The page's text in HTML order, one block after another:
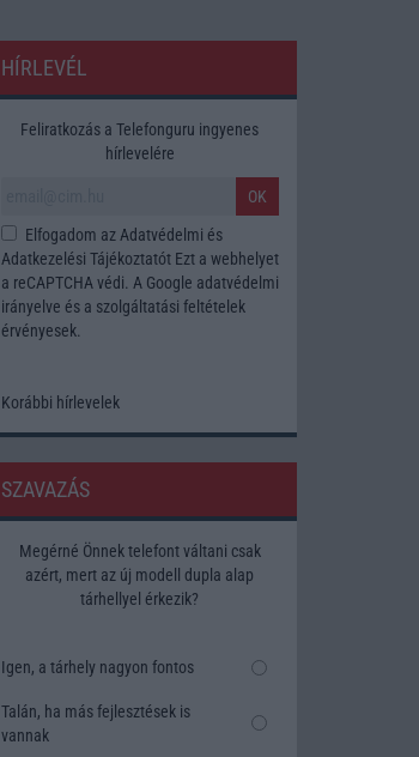
HÍRLEVÉL
Feliratkozás a Telefonguru ingyenes
hírlevelére
OK
Elfogadom az Adatvédelmi és
Adatkezelési TájékoztatótEzt a webhelyet
a reCAPTCHA védi. A Google adatvédelmi
irányelve és a szolgáltatási feltételek
érvényesek.
Korábbi hírlevelek
SZAVAZÁS
Megérné Önnek telefont váltani csak
azért, mert az új modell dupla alap
tárhellyel érkezik?
Igen, a tárhely nagyon fontos
Talán, ha más fejlesztések is
vannak